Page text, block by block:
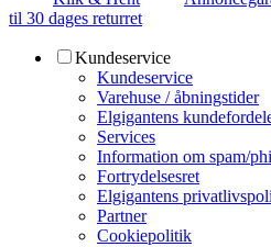
til 30 dages returret
Kundeservice
Kundeservice
Varehuse / åbningstider
Elgigantens
Services
Information om spam/
Fortrydelsesret
Elgigantens
Partner
Cookiepolitik